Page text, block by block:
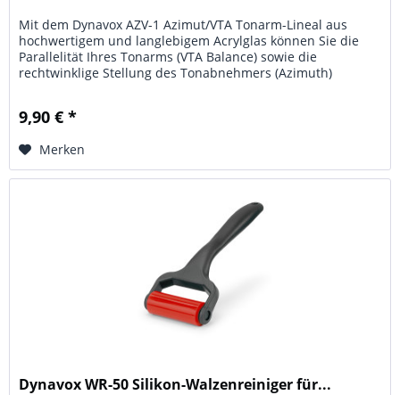
Mit dem Dynavox AZV-1 Azimut/VTA Tonarm-Lineal aus
hochwertigem und langlebigem Acrylglas können Sie die
Parallelität Ihres Tonarms (VTA Balance) sowie die
rechtwinklige Stellung des Tonabnehmers (Azimuth)
9,90 € *
Merken
Dynavox WR-50 Silikon-Walzenreiniger für...